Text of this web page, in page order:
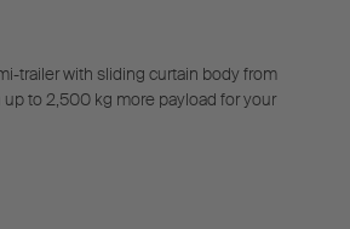
trailer with sliding curtain body from
to 2,500 kg more payload for your